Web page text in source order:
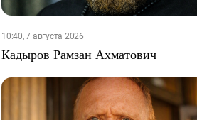
10:40, 7 августа 2026
Кадыров Рамзан Ахматович